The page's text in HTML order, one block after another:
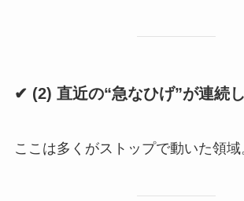
✔ (2) 直近の“急なひげ”が連続
ここは多くがストップで動いた領域